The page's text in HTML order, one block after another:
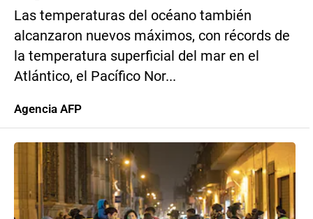
Las temperaturas del océano también
alcanzaron nuevos máximos, con récords de
la temperatura superficial del mar en el
Atlántico, el Pacífico Nor...
Agencia AFP